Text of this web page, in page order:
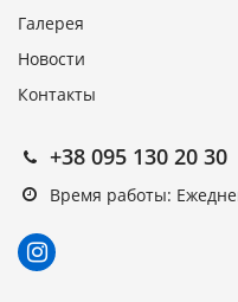
Галерея
Новости
Контакты
+38 095 130 20 30
Время работы: